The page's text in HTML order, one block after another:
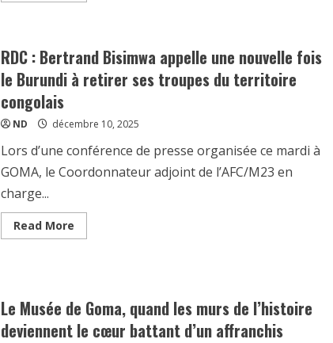
RDC : Bertrand Bisimwa appelle une nouvelle fois
le Burundi à retirer ses troupes du territoire
congolais
ND décembre 10, 2025
Lors d’une conférence de presse organisée ce mardi à
GOMA, le Coordonnateur adjoint de l’AFC/M23 en
charge...
Read More
Le Musée de Goma, quand les murs de l’histoire
deviennent le cœur battant d’un affranchis